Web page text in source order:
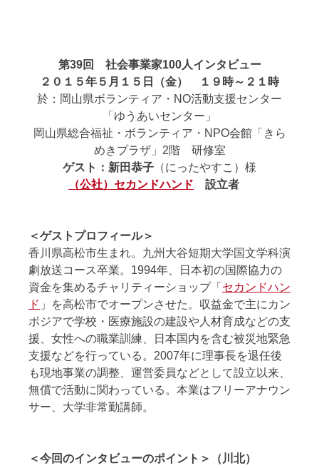
第39回 社会事業家100人インタビュー
２０１５年５月１５日（金） １９時～２１時
於：岡山県ボランティア・NO活動支援センター
「ゆうあいセンター」
岡山県総合福祉・ボランティア・NPO会館「きら
めきプラザ」2階 研修室
ゲスト： 新田恭子 （にったやすこ）様
（公社）セカンドハンド 設立者
＜ゲストプロフィール＞
香川県高松市生まれ。九州大谷短期大学国文学科演
劇放送コース卒業。1994年、日本初の国際協力の
資金を集めるチャリティーショップ「 セカンドハン
ド 」を高松市でオープンさせた。収益金で主にカン
ボジアで学校・医療施設の建設や人材育成などの支
援、女性への職業訓練、日本国内を含む被災地緊急
支援などを行っている。2007年に理事長を退任後
も現地事業の調整、運営委員などとして設立以来、
無償で活動に関わっている。本業はフリーアナウン
サー、大学非常勤講師。
＜今回のインタビューのポイント＞（川北）